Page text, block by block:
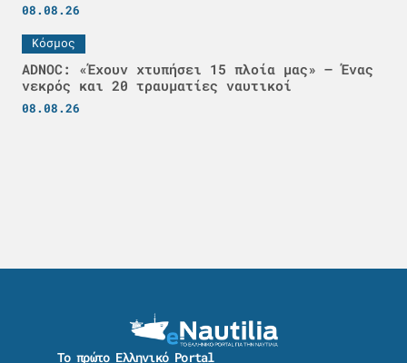
08.08.26
Κόσμος
ADNOC: «Έχουν χτυπήσει 15 πλοία μας» – Ένας
νεκρός και 20 τραυματίες ναυτικοί
08.08.26
Το πρώτο Ελληνικό Portal